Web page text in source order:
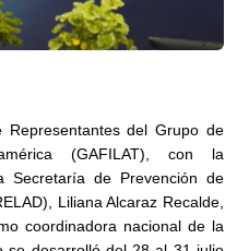
del Grupo de
(GAFILAT), con la
Secretaría de Prevención de
Liliana Alcaraz Recalde,
coordinadora nacional de la